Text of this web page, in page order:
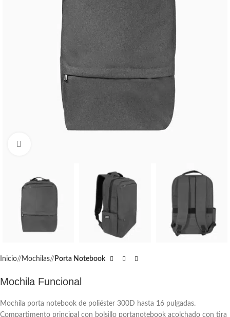
Inicio/ Mochilas/ Porta Notebook
Mochila Funcional
Mochila porta notebook de poliéster 300D hasta 16 pulgadas.
Compartimento principal con bolsillo portanotebook acolchado con tira